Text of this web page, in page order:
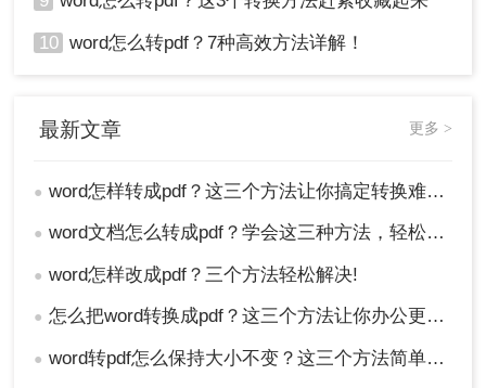
10 word怎么转pdf？7种高效方法详解！
最新文章 更多 >
● word怎样转成pdf？这三个方法让你搞定转换难题！
● word文档怎么转成pdf？学会这三种方法，轻松解决转换难题
● word怎样改成pdf？三个方法轻松解决!
● 怎么把word转换成pdf？这三个方法让你办公更高效！
● word转pdf怎么保持大小不变？这三个方法简单搞定！